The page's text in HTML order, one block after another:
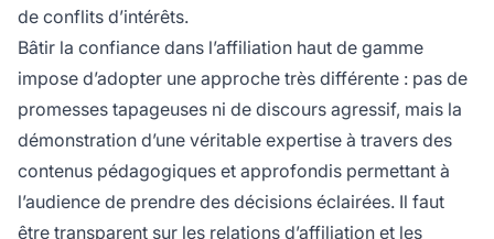
de conflits d’intérêts.
Bâtir la confiance dans l’affiliation haut de gamme
impose d’adopter une approche très différente : pas de
promesses tapageuses ni de discours agressif, mais la
démonstration d’une véritable expertise à travers des
contenus pédagogiques et approfondis permettant à
l’audience de prendre des décisions éclairées. Il faut
être transparent sur les relations d’affiliation et les